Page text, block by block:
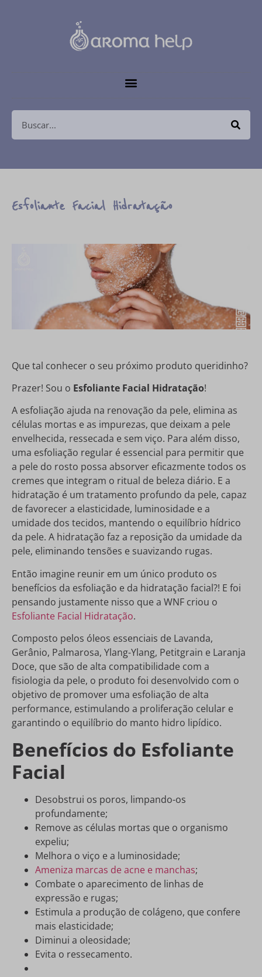
Esfoliante Facial Hidratação
Que tal conhecer o seu próximo produto queridinho?
Prazer! Sou o Esfoliante Facial Hidratação!
A esfoliação ajuda na renovação da pele, elimina as
células mortas e as impurezas, que deixam a pele
envelhecida, ressecada e sem viço. Para além disso,
uma esfoliação regular é essencial para permitir que
a pele do rosto possa absorver eficazmente todos os
cremes que integram o ritual de beleza diário. E a
hidratação é um tratamento profundo da pele, capaz
de favorecer a elasticidade, luminosidade e a
umidade dos tecidos, mantendo o equilíbrio hídrico
da pele. A hidratação faz a reposição da umidade da
pele, eliminando tensões e suavizando rugas.
Então imagine reunir em um único produto os
benefícios da esfoliação e da hidratação facial?! E foi
pensando justamente nisso que a WNF criou o
Esfoliante Facial Hidratação.
Composto pelos óleos essenciais de Lavanda,
Gerânio, Palmarosa, Ylang-Ylang, Petitgrain e Laranja
Doce, que são de alta compatibilidade com a
fisiologia da pele, o produto foi desenvolvido com o
objetivo de promover uma esfoliação de alta
performance, estimulando a proliferação celular e
garantindo o equilíbrio do manto hidro lipídico.
Benefícios do Esfoliante
Facial
Desobstrui os poros, limpando-os
profundamente;
Remove as células mortas que o organismo
expeliu;
Melhora o viço e a luminosidade;
Ameniza marcas de acne e manchas;
Combate o aparecimento de linhas de
expressão e rugas;
Estimula a produção de colágeno, que confere
mais elasticidade;
Diminui a oleosidade;
Evita o ressecamento.